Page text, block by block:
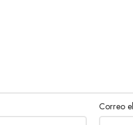
Correo